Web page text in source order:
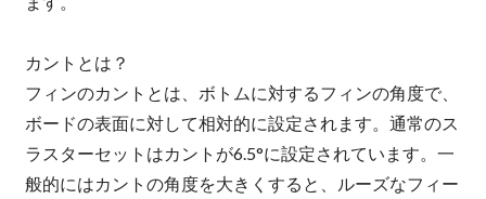
カントとは？
フィンのカントとは、ボトムに対するフィンの角度で、
ボードの表面に対して相対的に設定されます。通常のス
ラスターセットはカントが6.5°に設定されています。一
般的にはカントの角度を大きくすると、ルーズなフィー